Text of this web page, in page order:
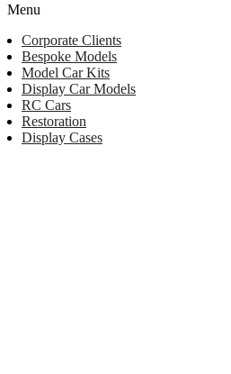
Menu
Corporate Clients
Bespoke Models
Model Car Kits
Display Car Models
RC Cars
Restoration
Display Cases